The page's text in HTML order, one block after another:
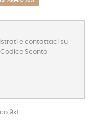
e contattaci su
Sconto
9kt